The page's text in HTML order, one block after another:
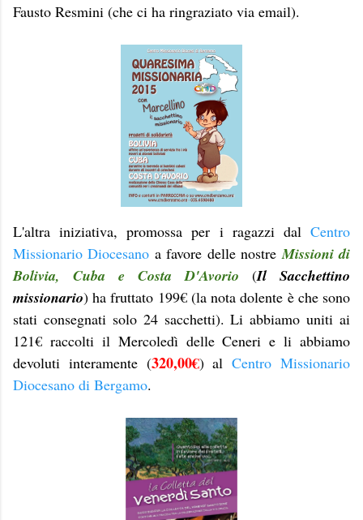
Fausto Resmini (che ci ha ringraziato via email).
L'altra iniziativa, promossa per i ragazzi dal Centro
Missionario Diocesano a favore delle nostreMissioni di
Bolivia, Cuba e Costa D'Avorio (Il Sacchettino
missionario) ha fruttato 199€ (la nota dolente è che sono
stati consegnati solo 24 sacchetti). Li abbiamo uniti ai
121€ raccolti il Mercoledì delle Ceneri e li abbiamo
devoluti interamente (320,00€) alCentro Missionario
Diocesano di Bergamo.